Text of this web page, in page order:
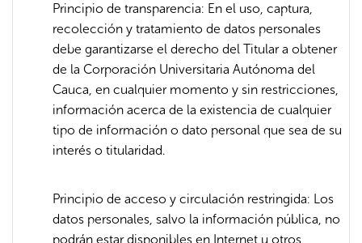
Principio de transparencia: En el uso, captura,
recolección y tratamiento de datos personales
debe garantizarse el derecho del Titular a obtener
de la Corporación Universitaria Autónoma del
Cauca, en cualquier momento y sin restricciones,
información acerca de la existencia de cualquier
tipo de información o dato personal que sea de su
interés o titularidad.
Principio de acceso y circulación restringida: Los
datos personales, salvo la información pública, no
podrán estar disponibles en Internet u otros